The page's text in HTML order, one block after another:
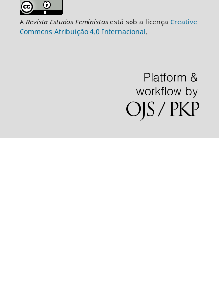
A Revista Estudos Feministasestá sob a licença Creative
Commons Atribuição 4.0 Internacional.